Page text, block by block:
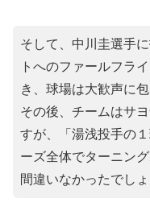
そして、中川圭選手
トへのファールフラ
き、球場は大歓声に
その後、チームはサ
すが、「湯浅投手の
ーズ全体でターニン
間違いなかったでしょ